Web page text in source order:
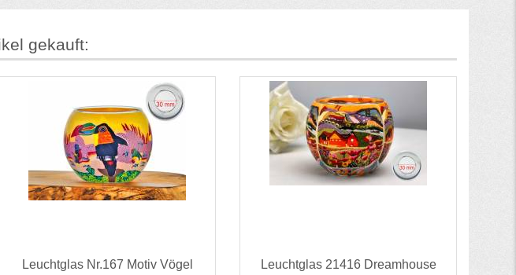
gekauft:
Leuchtglas Nr.167 Motiv Vögel
Leuchtglas 21416 Dreamhouse